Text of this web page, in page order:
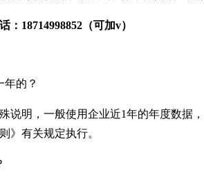
： 18714998852（可加v）
年的？
说明，一般使用企业近1年的年度数据
》有关规定执行。